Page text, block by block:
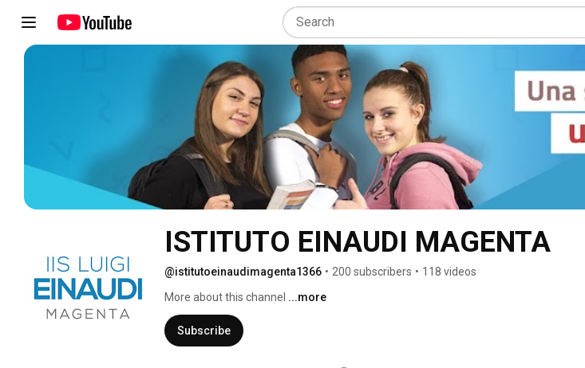
ISTITUTO EINAUDI MAGENTA
@istitutoeinaudimagenta1366 • 200 subscribers • 118 videos
More about this channel ...more
Subscribe